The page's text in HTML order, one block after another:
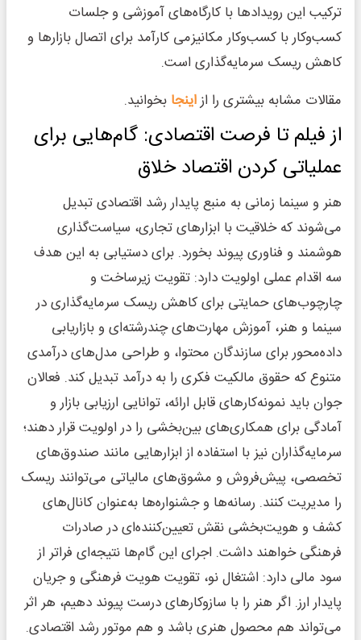
ترکیب این رویدادها با کارگاه‌های آموزشی و جلسات
کسب‌وکار با کسب‌وکار مکانیزمی کارآمد برای اتصال بازارها و
کاهش ریسک سرمایه‌گذاری است.
مقالات مشابه بیشتری را ازاینجا بخوانید.
از فیلم تا فرصت اقتصادی: گام‌هایی برای
عملیاتی کردن اقتصاد خلاق
هنر و سینما زمانی به منبع پایدار رشد اقتصادی تبدیل
می‌شوند که خلاقیت با ابزارهای تجاری، سیاست‌گذاری
هوشمند و فناوری پیوند بخورد. برای دستیابی به این هدف
سه اقدام عملی اولویت دارد: تقویت زیرساخت و
چارچوب‌های حمایتی برای کاهش ریسک سرمایه‌گذاری در
سینما و هنر، آموزش مهارت‌های چندرشته‌ای و بازاریابی
داده‌محور برای سازندگان محتوا، و طراحی مدل‌های درآمدی
متنوع که حقوق مالکیت فکری را به درآمد تبدیل کند. فعالان
جوان باید نمونه‌کارهای قابل ارائه، توانایی ارزیابی بازار و
آمادگی برای همکاری‌های بین‌بخشی را در اولویت قرار دهند؛
سرمایه‌گذاران نیز با استفاده از ابزارهایی مانند صندوق‌های
تخصصی، پیش‌فروش و مشوق‌های مالیاتی می‌توانند ریسک
را مدیریت کنند. رسانه‌ها و جشنواره‌ها به‌عنوان کانال‌های
کشف و هویت‌بخشی نقش تعیین‌کننده‌ای در صادرات
فرهنگی خواهند داشت. اجرای این گام‌ها نتیجه‌ای فراتر از
سود مالی دارد: اشتغال نو، تقویت هویت فرهنگی و جریان
پایدار ارز. اگر هنر را با سازوکارهای درست پیوند دهیم، هر اثر
می‌تواند هم محصول هنری باشد و هم موتور رشد اقتصادی.